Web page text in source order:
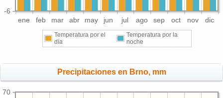
ene feb mar abr may jun jul ago sep oct nov dic
-6
Temperatura por el
día
Temperatura por la
noche
Precipitaciones en Brno, mm
70